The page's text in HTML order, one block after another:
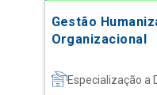
Gestão
Organizacional
Especialização a